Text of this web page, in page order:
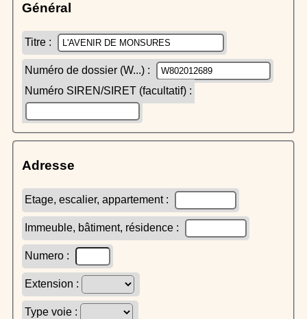
Général
Titre :
Numéro de dossier (W...) :
Numéro SIREN/SIRET (facultatif) :
Adresse
Etage, escalier, appartement :
Immeuble, bâtiment, résidence :
Numero :
Extension :
Type voie :